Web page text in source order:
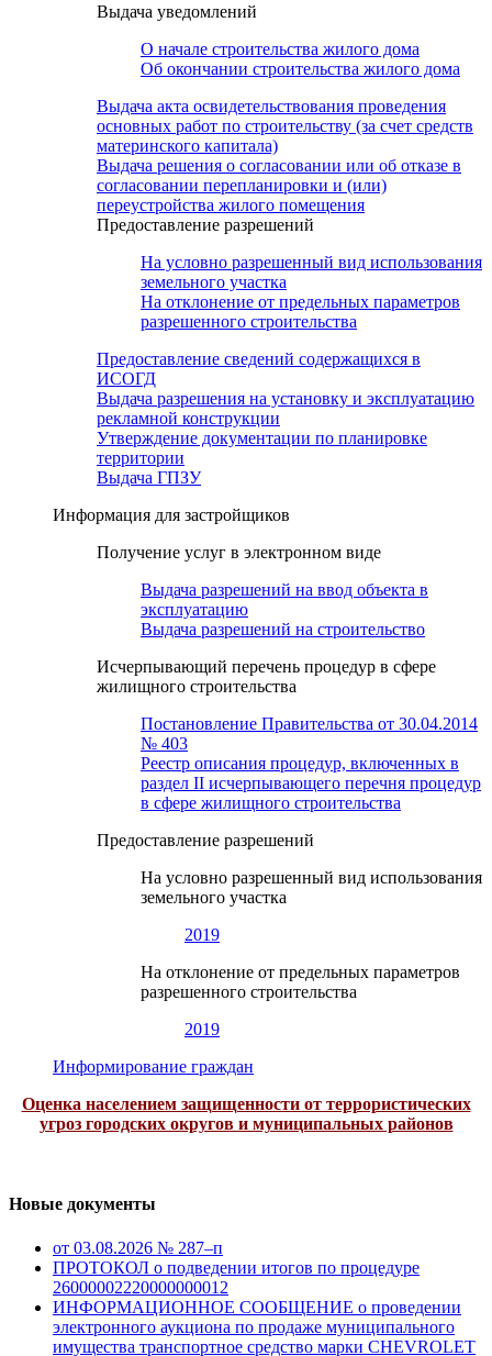
Выдача уведомлений
О начале строительства жилого дома
Об окончании строительства жилого дома
Выдача акта освидетельствования проведения
основных работ по строительству (за счет средств
материнского капитала)
Выдача решения о согласовании или об отказе в
согласовании перепланировки и (или)
переустройства жилого помещения
Предоставление разрешений
На условно разрешенный вид использования
земельного участка
На отклонение от предельных параметров
разрешенного строительства
Предоставление сведений содержащихся в
ИСОГД
Выдача разрешения на установку и эксплуатацию
рекламной конструкции
Утверждение документации по планировке
территории
Выдача ГПЗУ
Информация для застройщиков
Получение услуг в электронном виде
Выдача разрешений на ввод объекта в
эксплуатацию
Выдача разрешений на строительство
Исчерпывающий перечень процедур в сфере
жилищного строительства
Постановление Правительства от 30.04.2014
№ 403
Реестр описания процедур, включенных в
раздел II исчерпывающего перечня процедур
в сфере жилищного строительства
Предоставление разрешений
На условно разрешенный вид использования
земельного участка
2019
На отклонение от предельных параметров
разрешенного строительства
2019
Информирование граждан
Оценка населением защищенности от террористических
угроз городских округов и муниципальных районов
Новые документы
от 03.08.2026 № 287–п
ПРОТОКОЛ о подведении итогов по процедуре
26000002220000000012
ИНФОРМАЦИОННОЕ СООБЩЕНИЕ о проведении
электронного аукциона по продаже муниципального
имущества транспортное средство марки CHEVROLET